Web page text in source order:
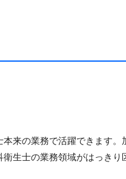
来の業務で活躍できます
生士の業務領域がはっき